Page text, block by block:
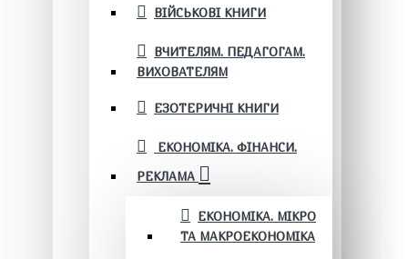
ВІЙСЬКОВІ КНИГИ
ВЧИТЕЛЯМ. ПЕДАГОГАМ.
ВИХОВАТЕЛЯМ
ЕЗОТЕРИЧНІ КНИГИ
ЕКОНОМІКА. ФІНАНСИ.
РЕКЛАМА
ЕКОНОМІКА. МІКРО
ТА МАКРОЕКОНОМІКА